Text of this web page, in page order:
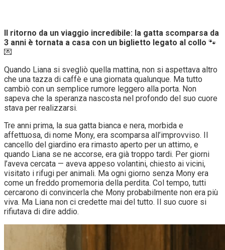
Il ritorno da un viaggio incredibile: la gatta scomparsa da
3 anni è tornata a casa con un biglietto legato al collo 🐾
💌
Quando Liana si svegliò quella mattina, non si aspettava altro
che una tazza di caffè e una giornata qualunque. Ma tutto
cambiò con un semplice rumore leggero alla porta. Non
sapeva che la speranza nascosta nel profondo del suo cuore
stava per realizzarsi.
Tre anni prima, la sua gatta bianca e nera, morbida e
affettuosa, di nome Mony, era scomparsa all’improvviso. Il
cancello del giardino era rimasto aperto per un attimo, e
quando Liana se ne accorse, era già troppo tardi. Per giorni
l’aveva cercata — aveva appeso volantini, chiesto ai vicini,
visitato i rifugi per animali. Ma ogni giorno senza Mony era
come un freddo promemoria della perdita. Col tempo, tutti
cercarono di convincerla che Mony probabilmente non era più
viva. Ma Liana non ci credette mai del tutto. Il suo cuore si
rifiutava di dire addio.